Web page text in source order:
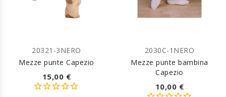
20321-3NERO
Mezze punte Capezio
15,00 €
2030C-1NERO
Mezze punte bambina
Capezio
10,00 €